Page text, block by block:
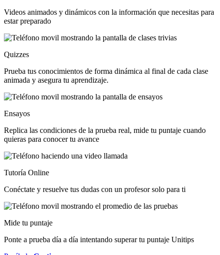
Videos animados y dinámicos con la información que necesitas para
estar preparado
Quizzes
Prueba tus conocimientos de forma dinámica al final de cada clase
animada y asegura tu aprendizaje.
Ensayos
Replica las condiciones de la prueba real, mide tu puntaje cuando
quieras para conocer tu avance
Tutoría Online
Conéctate y resuelve tus dudas con un profesor solo para ti
Mide tu puntaje
Ponte a prueba día a día intentando superar tu puntaje Unitips